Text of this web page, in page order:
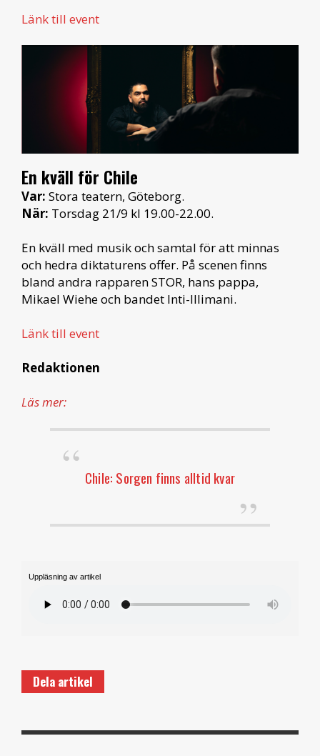
Länk till event
En kväll för Chile
Var: Stora teatern, Göteborg.
När: Torsdag 21/9 kl 19.00-22.00.
En kväll med musik och samtal för att minnas
och hedra diktaturens offer. På scenen finns
bland andra rapparen STOR, hans pappa,
Mikael Wiehe och bandet Inti-Illimani.
Länk till event
Redaktionen
Läs mer:
Chile: Sorgen finns alltid kvar
Uppläsning av artikel
Dela artikel